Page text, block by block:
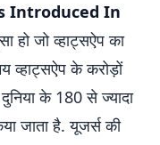
Introduced In
जो व्हाट्सऐप का
व्हाट्सऐप के करोड़ों
के 180 से ज्यादा
जाता है. यूजर्स की